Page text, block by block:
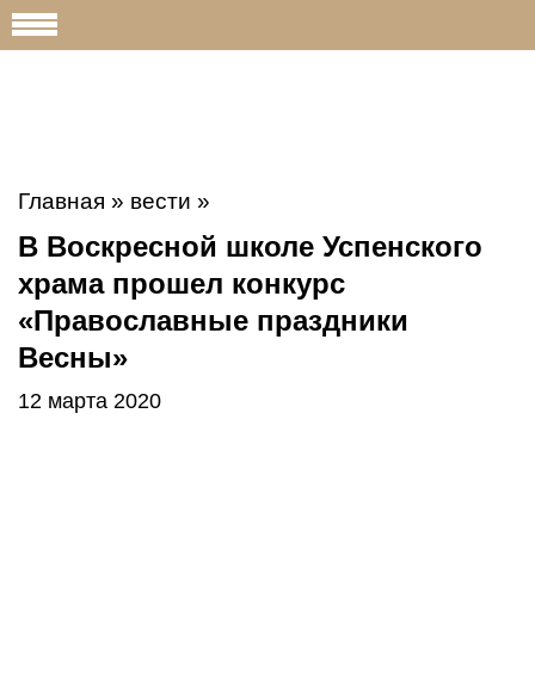
Главная » вести »
В Воскресной школе Успенского
храма прошел конкурс
«Православные праздники
Весны»
12 марта 2020